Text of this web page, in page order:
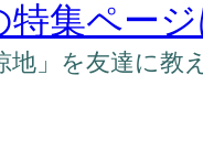
特集ペー
」を友達に教